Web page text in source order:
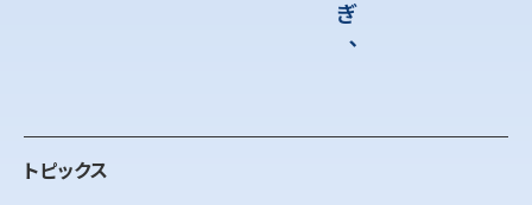
トピックス